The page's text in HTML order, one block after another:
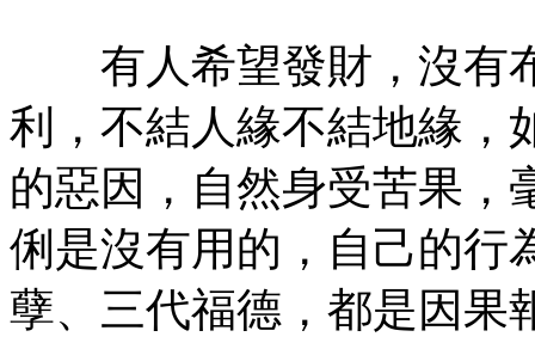
有人希望發財，沒有
利，不結人緣不結地緣，
的惡因，自然身受苦果，
俐是沒有用的，自己的行
孽、三代福德，都是因果